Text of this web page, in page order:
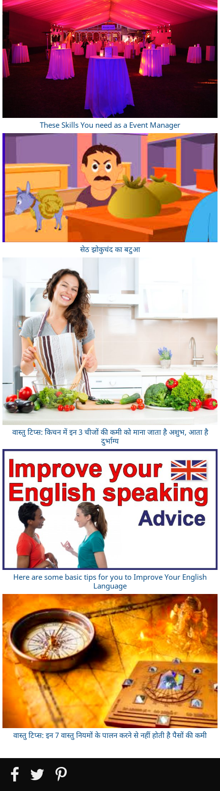
These Skills You need as a Event Manager
सेठ झोकुचंद का बटुआ
वास्तु टिप्स: किचन में इन 3 चीजों की कमी को माना जाता है अशुभ, आता है
दुर्भाग्य
Here are some basic tips for you to Improve Your English
Language
वास्तु टिप्स: इन 7 वास्तु नियमों के पालन करने से नहीं होती है पैसों की कमी